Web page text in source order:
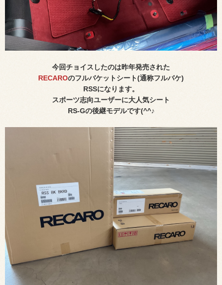
今回チョイスしたのは昨年発売された
RECAROのフルバケットシート(通称フルバケ)
RSSになります。
スポーツ志向ユーザーに大人気シート
RS-Gの後継モデルです(^^♪